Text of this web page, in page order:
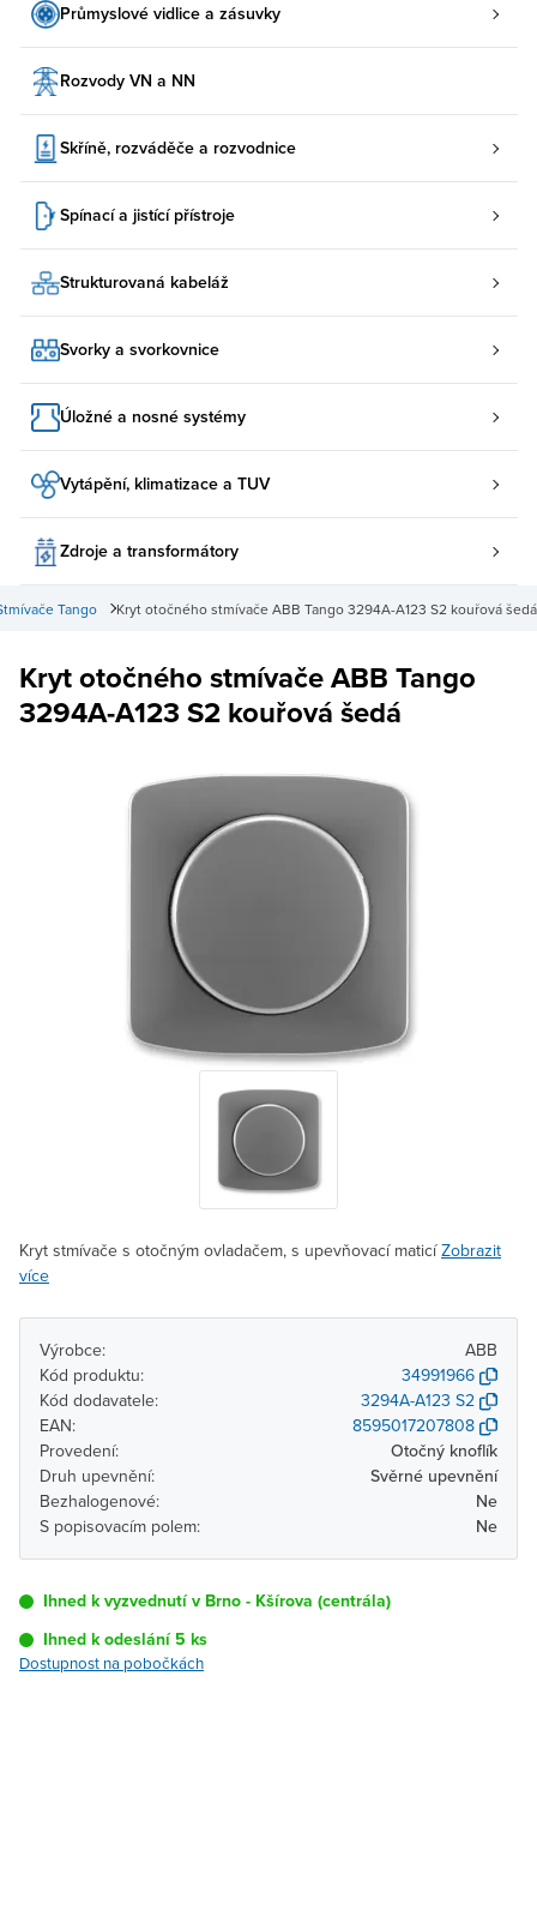
Průmyslové vidlice a zásuvky
Rozvody VN a NN
Skříně, rozváděče a rozvodnice
Spínací a jistící přístroje
Strukturovaná kabeláž
Svorky a svorkovnice
Úložné a nosné systémy
Vytápění, klimatizace a TUV
Zdroje a transformátory
Kryt otočného stmívače ABB Tango 3294A-A123 S2 kouřová šedá
Tango
Kryt otočného stmívače ABB Tango
3294A-A123 S2 kouřová šedá
Kryt stmívače s otočným ovladačem, s upevňovací maticíZobrazit
více
Výrobce:
ABB
Kód produktu:
34991966
Kód dodavatele:
3294A-A123 S2
EAN:
8595017207808
Provedení:
Otočný knoflík
Druh upevnění:
Svěrné upevnění
Bezhalogenové:
Ne
S popisovacím polem:
Ne
Ihned k vyzvednutí v Brno - Kšírova (centrála)
Ihned k odeslání 5 ks
Dostupnost na pobočkách